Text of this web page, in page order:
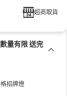
超商取貨
量有限 送完
招牌燈